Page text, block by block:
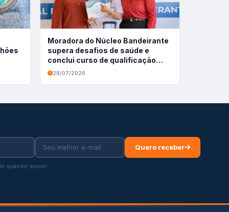
Moradora do Núcleo Bandeirante
supera desafios de saúde e
conclui curso de qualificação
profissional
29/07/2026
Quero receber
quando quiser.